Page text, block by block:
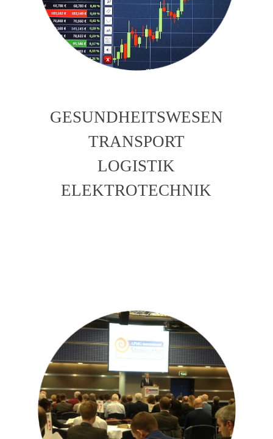
GESUNDHEITSWESEN
TRANSPORT
LOGISTIK
ELEKTROTECHNIK